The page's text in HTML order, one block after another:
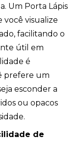
Um Porta Lápis
visualize
facilitando o
útil em
é
prefere um
esconder a
ou opacos
de